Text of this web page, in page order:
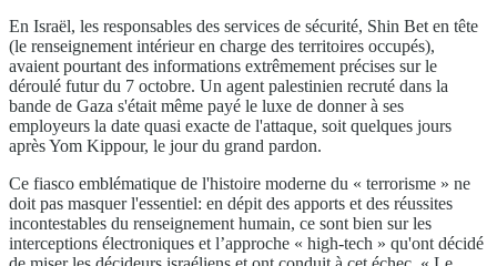
En Israël, les responsables des services de sécurité, Shin Bet en tête
(le renseignement intérieur en charge des territoires occupés),
avaient pourtant des informations extrêmement précises sur le
déroulé futur du 7 octobre. Un agent palestinien recruté dans la
bande de Gaza s'était même payé le luxe de donner à ses
employeurs la date quasi exacte de l'attaque, soit quelques jours
après Yom Kippour, le jour du grand pardon.
Ce fiasco emblématique de l'histoire moderne du « terrorisme » ne
doit pas masquer l'essentiel: en dépit des apports et des réussites
incontestables du renseignement humain, ce sont bien sur les
interceptions électroniques et l’approche « high-tech » qu'ont décidé